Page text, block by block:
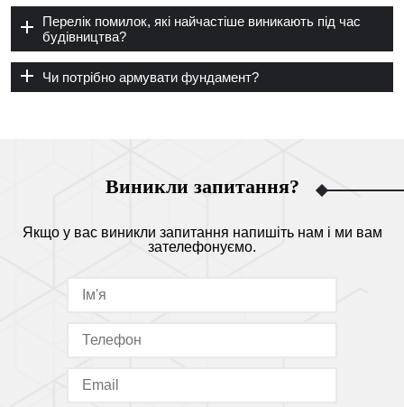
Перелік помилок, які найчастіше виникають під час
будівництва?
Чи потрібно армувати фундамент?
Виникли запитання?
Якщо у вас виникли запитання напишіть нам і ми вам
зателефонуємо.